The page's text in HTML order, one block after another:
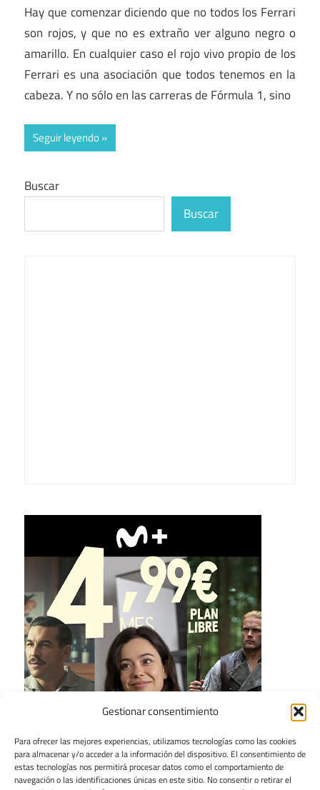
Gestionar consentimiento
Para ofrecer las mejores experiencias, utilizamos tecnologías como las cookies
para almacenar y/o acceder a la información del dispositivo. El consentimiento de
estas tecnologías nos permitirá procesar datos como el comportamiento de
navegación o las identificaciones únicas en este sitio. No consentir o retirar el
Hay que comenzar diciendo que no todos los Ferrari
son rojos, y que no es extraño ver alguno negro o
amarillo. En cualquier caso el rojo vivo propio de los
Ferrari es una asociación que todos tenemos en la
cabeza. Y no sólo en las carreras de Fórmula 1, sino
Seguir leyendo
Buscar
Buscar